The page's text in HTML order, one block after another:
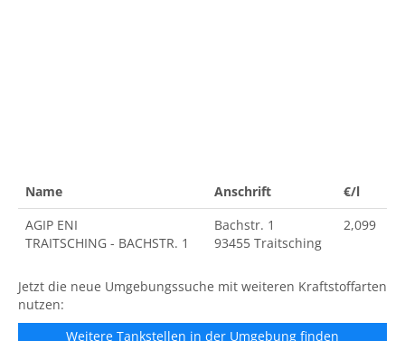
Name Anschrift
€/l
AGIP ENI
TRAITSCHING - BACHSTR. 1
Bachstr. 1
93455 Traitsching
2,099
Jetzt die neue Umgebungssuche mit weiteren Kraftstoffarten
nutzen:
Weitere Tankstellen in der Umgebung finden